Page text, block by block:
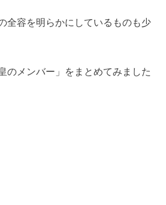
全容を明らかにしているものも少
のメンバー」をまとめてみました